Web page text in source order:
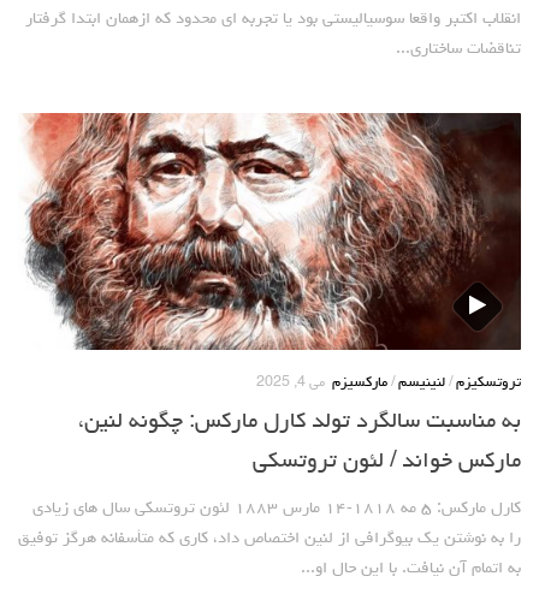
انقلاب اکتبر واقعا سوسیالیستی بود یا تجربه ای محدود که ازهمان ابتدا گرفتار
تناقضات ساختاری...
تروتسکیزم / لنینیسم / مارکسیزم می 4, 2025
به مناسبت سالگرد تولد کارل مارکس: چگونه لنین،
مارکس خواند / لئون تروتسکی
کارل مارکس: ۵ مه ۱۸۱۸-۱۴ مارس ۱۸۸۳ لئون تروتسکی سال های زیادی
را به نوشتن یک بیوگرافی از لنین اختصاص داد، کاری که متأسفانه هرگز توفیق
به اتمام آن نیافت. با این حال او...